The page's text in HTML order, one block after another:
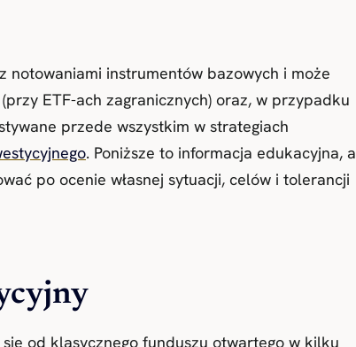
instrumentów bazowych i może
ETF-ach zagranicznych) oraz, w przypadku
przede wszystkim w strategiach
. Poniższe to informacja edukacyjna, a
po ocenie własnej sytuacji, celów i tolerancji
się od klasycznego funduszu otwartego w kilku